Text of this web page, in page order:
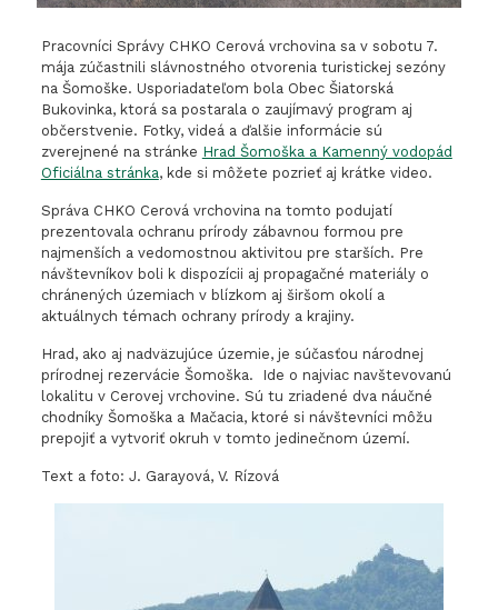
Pracovníci Správy CHKO Cerová vrchovina sa v sobotu 7.
mája zúčastnili slávnostného otvorenia turistickej sezóny
na Šomoške. Usporiadateľom bola Obec Šiatorská
Bukovinka, ktorá sa postarala o zaujímavý program aj
občerstvenie. Fotky, videá a ďalšie informácie sú
zverejnené na stránke Hrad Šomoška a Kamenný vodopád
Oficiálna stránka, kde si môžete pozrieť aj krátke video.
Správa CHKO Cerová vrchovina na tomto podujatí
prezentovala ochranu prírody zábavnou formou pre
najmenších a vedomostnou aktivitou pre starších. Pre
návštevníkov boli k dispozícii aj propagačné materiály o
chránených územiach v blízkom aj širšom okolí a
aktuálnych témach ochrany prírody a krajiny.
Hrad, ako aj nadväzujúce územie, je súčasťou národnej
prírodnej rezervácie Šomoška. Ide o najviac navštevovanú
lokalitu v Cerovej vrchovine. Sú tu zriadené dva náučné
chodníky Šomoška a Mačacia, ktoré si návštevníci môžu
prepojiť a vytvoriť okruh v tomto jedinečnom území.
Text a foto: J. Garayová, V. Rízová